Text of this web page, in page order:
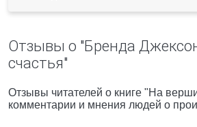
Отзывы о "Бренда
счастья"
Отзывы читателей о книге "На
комментарии и мнения людей о